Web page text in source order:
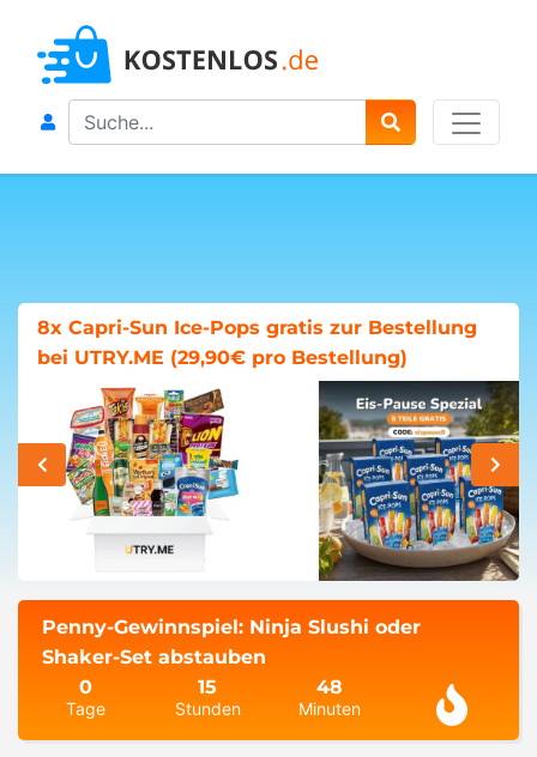
Search
8x Capri-Sun Ice-Pops gratis zur Bestellung
bei UTRY.ME (29,90€ pro Bestellung)
Penny-Gewinnspiel: Ninja Slushi oder
Shaker-Set abstauben
0
Tage
15
Stunden
48
Minuten